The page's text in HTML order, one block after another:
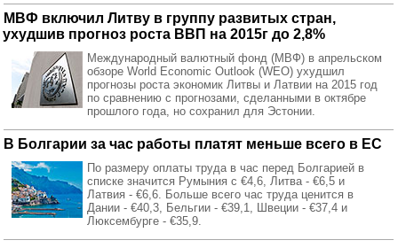
МВФ включил Литву в группу развитых стран,
ухудшив прогноз роста ВВП на 2015г до 2,8%
Международный валютный фонд (МВФ) в апрельском
обзоре World Economic Outlook (WEO) ухудшил
прогнозы роста экономик Литвы и Латвии на 2015 год
по сравнению с прогнозами, сделанными в октябре
прошлого года, но сохранил для Эстонии.
В Болгарии за час работы платят меньше всего в ЕС
По размеру оплаты труда в час перед Болгарией в
списке значится Румыния с €4,6, Литва - €6,5 и
Латвия - €6,6. Больше всего час труда ценится в
Дании - €40,3, Бельгии - €39,1, Швеции - €37,4 и
Люксембурге - €35,9.